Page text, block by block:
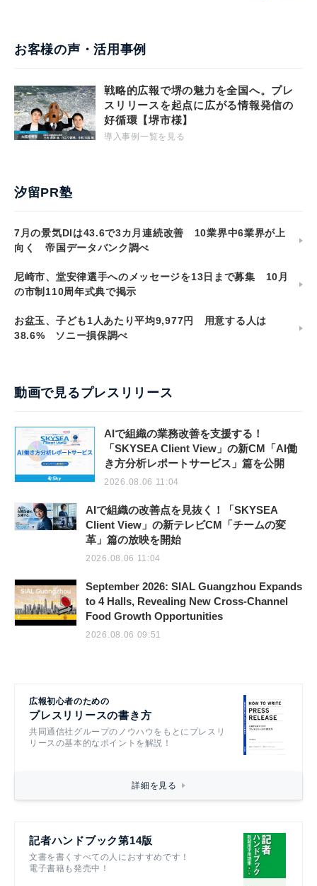
お客様の声・活用事例
戦略的広報で堺の魅力を全国へ。プレ
スリリースを起点に広がる情報発信の
好循環【堺市様】
導入事例一覧を見る
汐留PR塾
7月の景気DIは43.6で3カ月連続改善 10業界中6業界が上
向く 帝国データバンク調べ
尼崎市、堂安律選手へのメッセージを13日まで募集 10月
の市制110周年式典で掲示
お盆玉、子ども1人あたり平均9,977円 用意する人は
38.6% ソニー損保調べ
動画で見るプレスリリース
AIで組織の業務改善を支援する！
「SKYSEA Client View」の新CM「AI働
き方分析レポートサービス」篇を公開
2026.08.06 11:04
AIで組織の改善点を見抜く！「SKYSEA
Client View」の新テレビCM「チームの変
革」篇の放映を開始
2026.08.06 11:04
September 2026: SIAL Guangzhou Expands
to 4 Halls, Revealing New Cross-Channel
Food Growth Opportunities
2026.08.06 09:51
広報初心者のための
プレスリリースの書き方
共同通信社グループのノウハウをもとにプレスリ
リースの基本的なポイントを解説！
詳細を見る
記者ハンドブック第14版
文書を書くすべての人におすすめです！
電子書籍も発売中！